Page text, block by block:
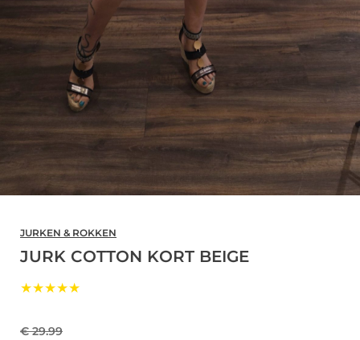
JURKEN & ROKKEN
JURK COTTON KORT BEIGE
★★★★★
€ 29.99